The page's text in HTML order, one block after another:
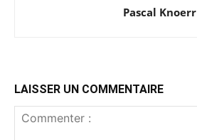
Pascal Knoerr
LAISSER UN COMMENTAIRE